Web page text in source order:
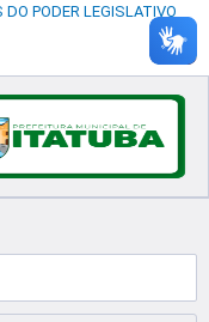
PODER LEGISLATIVO